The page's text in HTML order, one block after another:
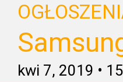
kwi 7, 2019 •